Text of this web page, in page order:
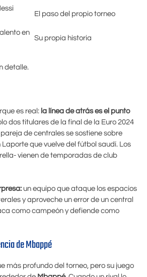
El paso del propio torneo
en
Su propia historia
detalle.
es real: la línea de atrás es el punto
dos titulares de la final de la Euro 2024
de centrales se sostiene sobre
Laporte que vuelve del fútbol saudí. Los
vienen de temporadas de club
un equipo que ataque los espacios
y aproveche un error de un central
como campeón y defiende como
de Mbappé
más profundo del torneo, pero su juego